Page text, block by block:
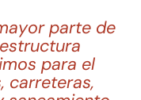
parte de
para el
carreteras,